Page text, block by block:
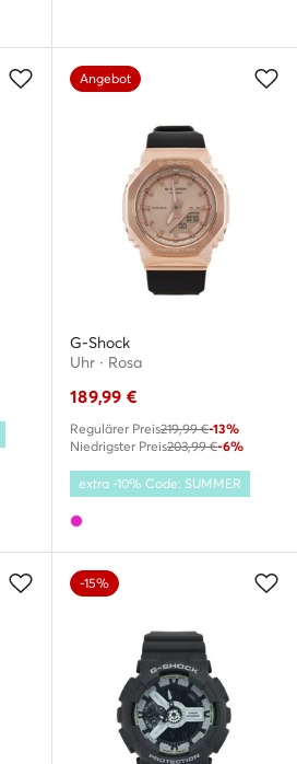
Angebot
G-Shock
Uhr · Rosa
189,99 €
Regulärer Preis219,99 €-13%
Niedrigster Preis203,99 €-6%
extra -10% Code: SUMMER
-15%